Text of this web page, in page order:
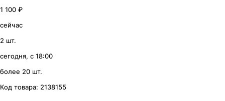
1 100 ₽
сейчас
2 шт.
сегодня, с 18:00
более 20 шт.
Код товара: 2138155